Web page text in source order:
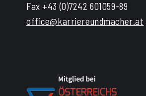
Fax +43 (0)7242 601059-89
office@karriereundmacher.at